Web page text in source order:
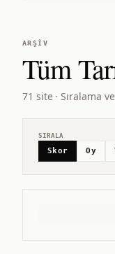
ARŞIV
Tüm
71 site · Sıralama
SIRALA
Skor Oy